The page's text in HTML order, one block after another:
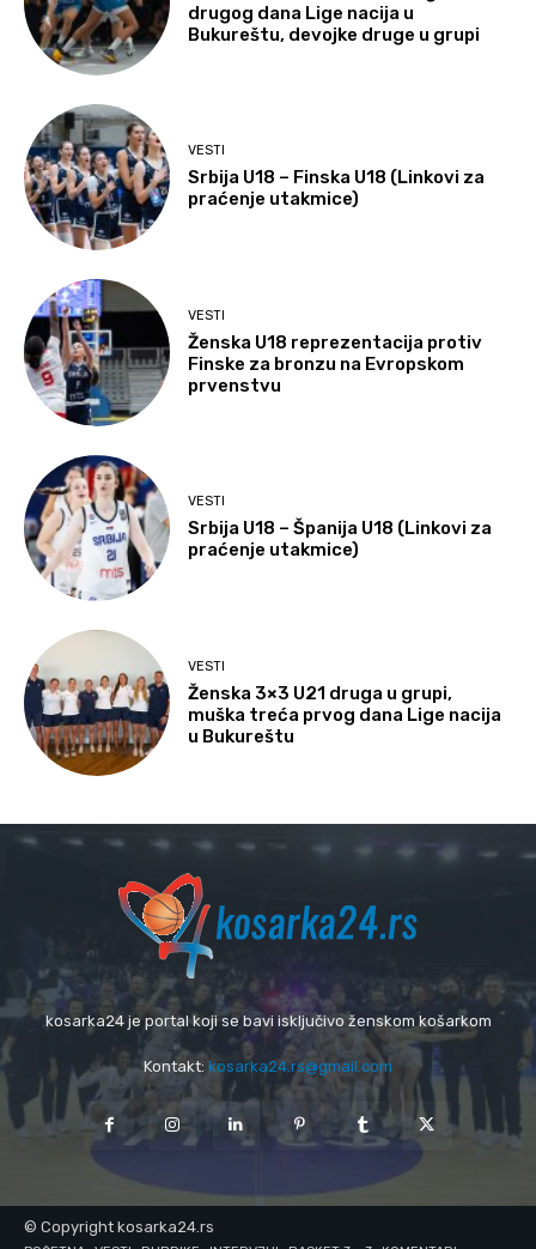
drugog dana Lige nacija u
Bukureštu, devojke druge u grupi
VESTI
Srbija U18 – Finska U18 (Linkovi za
praćenje utakmice)
VESTI
Ženska U18 reprezentacija protiv
Finske za bronzu na Evropskom
prvenstvu
VESTI
Srbija U18 – Španija U18 (Linkovi za
praćenje utakmice)
VESTI
Ženska 3×3 U21 druga u grupi,
muška treća prvog dana Lige nacija
u Bukureštu
kosarka24 je portal koji se bavi isključivo ženskom košarkom
Kontakt: kosarka24.rs@gmail.com
© Copyright kosarka24.rs